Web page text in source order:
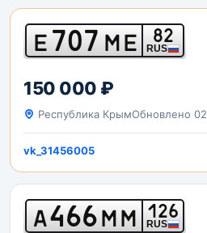
Е707 МЕ 82
RUS
150 000 ₽
Республика КрымОбновлено
vk_31456005
А466ММ 126
RUS